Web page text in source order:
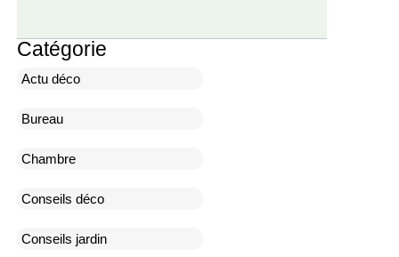
Catégorie
Actu déco
Bureau
Chambre
Conseils déco
Conseils jardin